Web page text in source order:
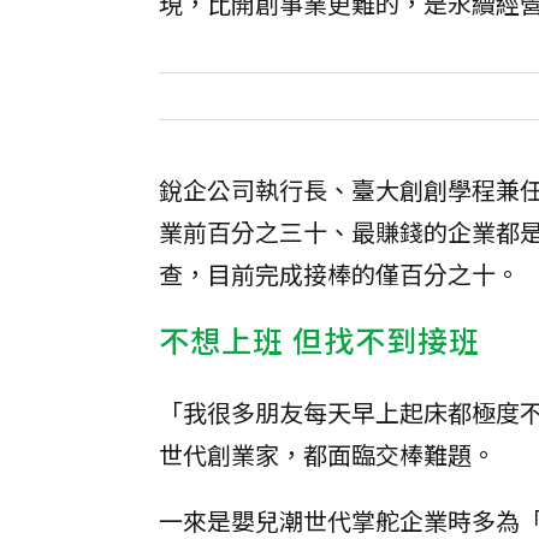
銳企公司執行長、臺大創創學程兼
業前百分之三十、最賺錢的企業
查，目前完成接棒的僅百分之十。
不想上班 但找不到接班
「我很多朋友每天早上起床都極
世代創業家，都面臨交棒難題。
一來是嬰兒潮世代掌舵企業時多為